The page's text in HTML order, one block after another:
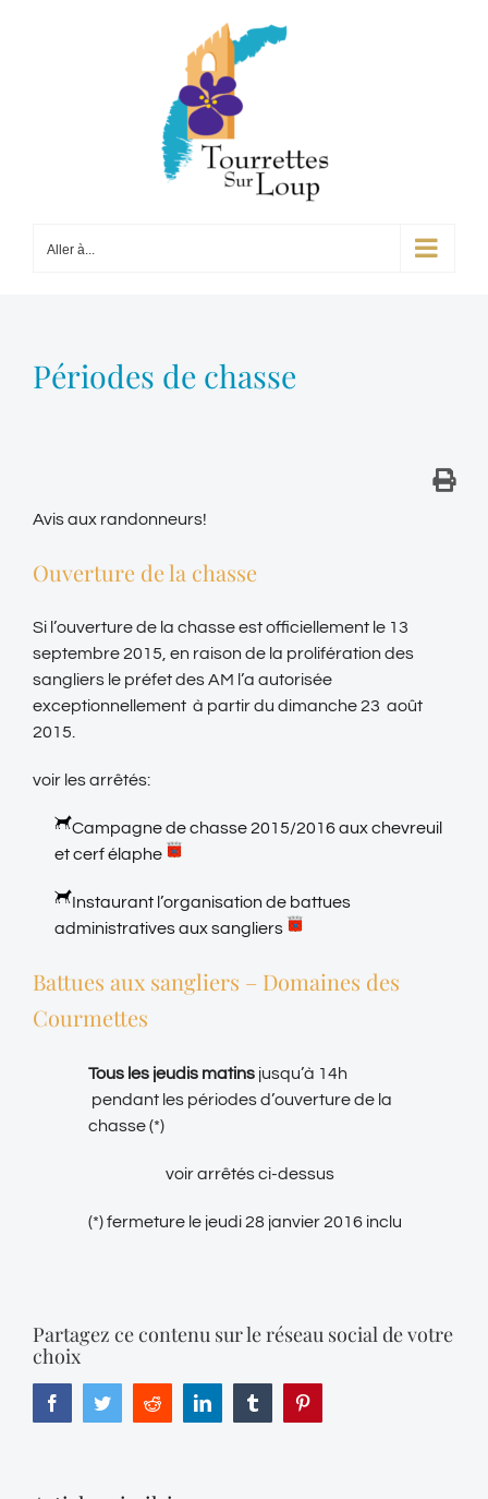
Aller à...
Périodes de chasse
Avis aux randonneurs!
Ouverture de la chasse
Si l’ouverture de la chasse est officiellement le 13
septembre 2015, en raison de la prolifération des
sangliers le préfet des AM l’a autorisée
exceptionnellement à partir du dimanche 23 août
2015.
voir les arrêtés:
Campagne de chasse 2015/2016 aux chevreuil
et cerf élaphe
Instaurant l’organisation de battues
administratives aux sangliers
Battues aux sangliers – Domaines des
Courmettes
Tous les jeudis matins jusqu’à 14h
pendant les périodes d’ouverture de la
chasse (*)
voir arrêtés ci-dessus
(*) fermeture le jeudi 28 janvier 2016 inclu
Partagez ce contenu sur le réseau social de votre
choix
FacebookTwitterReddit LinkedIn Tumblr